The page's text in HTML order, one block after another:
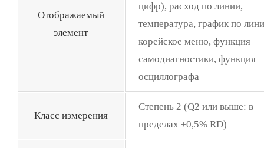
Отображаемый
элемент
цифр), расход по линии,
температура, график по
корейское меню, функция
самодиагностики, функция
осциллографа
Класс измерения
Степень 2 (Q2 или выше: в
пределах ±0,5% RD)